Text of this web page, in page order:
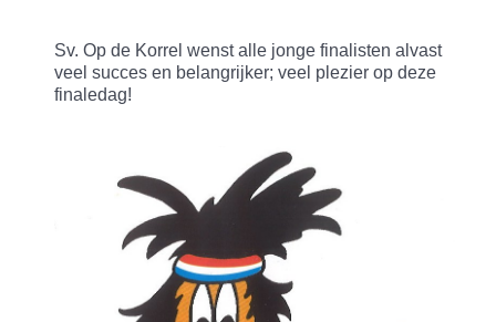
Sv. Op de Korrel wenst alle jonge finalisten alvast
veel succes en belangrijker; veel plezier op deze
finaledag!